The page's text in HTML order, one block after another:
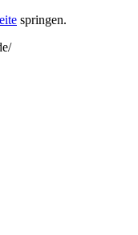
springen.